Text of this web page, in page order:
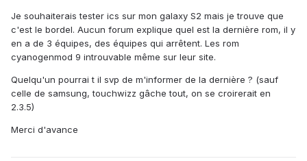
Je souhaiterais tester ics sur mon galaxy S2 mais je trouve que
c'est le bordel. Aucun forum explique quel est la dernière rom, il y
en a de 3 équipes, des équipes qui arrêtent. Les rom
cyanogenmod 9 introuvable même sur leur site.
Quelqu'un pourrai t il svp de m'informer de la dernière ? (sauf
celle de samsung, touchwizz gâche tout, on se croirerait en
2.3.5)
Merci d'avance